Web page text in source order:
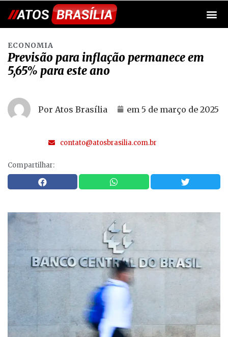
ECONOMIA
Previsão para inflação permanece em
5,65% para este ano
Por Atos Brasília em 5 de março de 2025
contato@atosbrasilia.com.br
Compartilhar: